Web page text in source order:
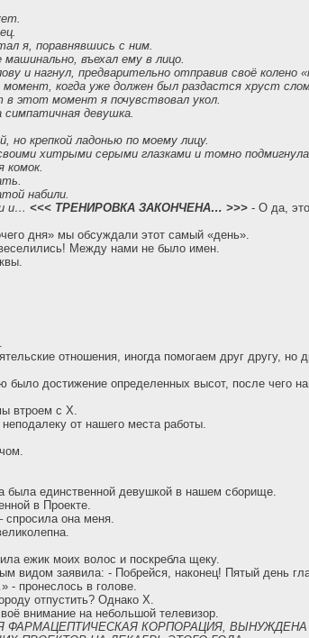
я, поравнявшись с ним.
въехал ему в лицо.
и нагнул, предварительно отправив своё колено
когда уже должен был раздастся хруст
в этот момент я почувствовал укол.
девушка.
но крепкой ладонью по моему лицу.
хитрыми серыми глазками и томно
комок.
набили.
и… <<< ТРЕНИРОВКА ЗАКОНЧЕНА… >>> - О да,
дня» мы обсуждали этот самый «день».
Между нами не было имен.
отношения, иногда помогаем друг другу,
было достижение определенных высот, после чего
втроем с Х.
от нашего места работы.
была единственной девушкой в нашем сборище.
в Проекте.
она меня.
ежик моих волос и поскребла щеку.
видом заявила: - Побрейся, наконец! Пятый день
- пронеслось в голове.
отпустить? Однако Х.
внимание на небольшой телевизор.
ФАРМАЦЕПТИЧЕСКАЯ КОРПОРАЦИЯ,